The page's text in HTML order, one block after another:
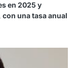
en 2025 y
una tasa anual